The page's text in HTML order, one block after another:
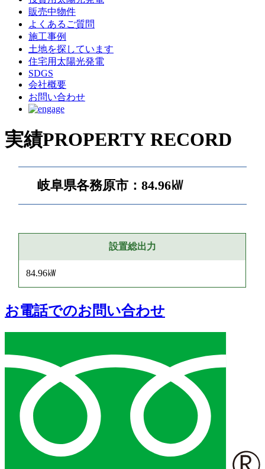
販売中物件
よくあるご質問
施工事例
土地を探しています
住宅用太陽光発電
SDGS
会社概要
お問い合わせ
実績PROPERTY RECORD
岐阜県各務原市：84.96㎾
設置総出力
84.96㎾
お電話でのお問い合わせ